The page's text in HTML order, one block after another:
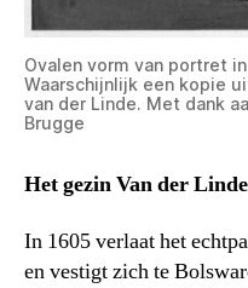
Ovalen vorm van portret
Waarschijnlijk een kopie
van der Linde. Met dank
Brugge
Het gezin Van der
In 1605 verlaat het
en vestigt zich te